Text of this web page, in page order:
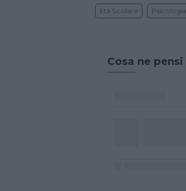
Età Scolare Psicologia
Cosa ne pensi